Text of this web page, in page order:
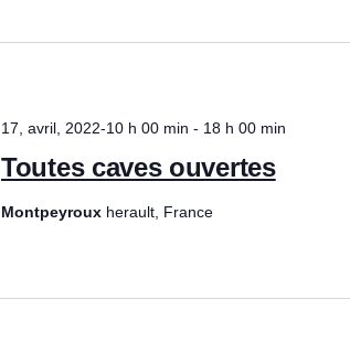
Toutes caves ouvertes
17, avril, 2022-10 h 00 min - 18 h 00 min
Montpeyroux herault, France